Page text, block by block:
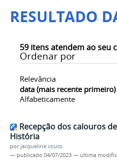
RESULTADO
59 itens atendem ao seu
Ordenar por
Relevância
data (mais recente primeiro)
Alfabeticamente
Recepção dos calouros de
História
por jacqueline.couto
— publicado 04/07/2023 — última